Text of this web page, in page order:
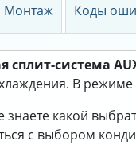
Монтаж Коды
сплит-система
В режиме
знаете какой
с выбором